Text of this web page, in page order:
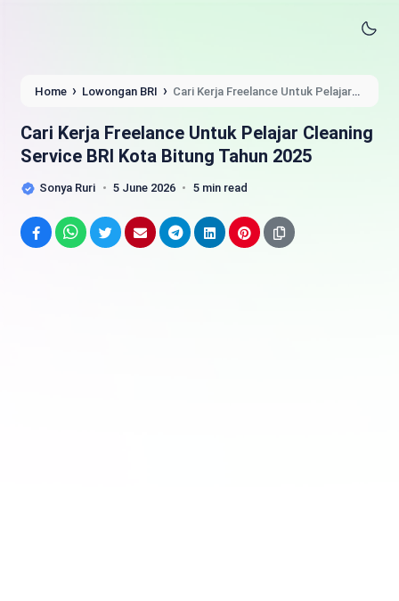
Home › Lowongan BRI › Cari Kerja Freelance Untuk Pelajar
Cari Kerja Freelance Untuk Pelajar Cleaning
Service BRI Kota Bitung Tahun 2025
Sonya Ruri 5 June 2026 5 min read